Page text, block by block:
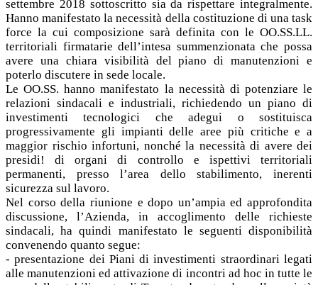
settembre 2018 sottoscritto sia da rispettare integralmente.
Hanno manifestato la necessità della costituzione di una task
force la cui composizione sarà definita con le OO.SS.LL.
territoriali firmatarie dell’intesa summenzionata che possa
avere una chiara visibilità del piano di manutenzioni e
poterlo discutere in sede locale.
Le OO.SS. hanno manifestato la necessità di potenziare le
relazioni sindacali e industriali, richiedendo un piano di
investimenti tecnologici che adegui o sostituisca
progressivamente gli impianti delle aree più critiche e a
maggior rischio infortuni, nonché la necessità di avere dei
presidi! di organi di controllo e ispettivi territoriali
permanenti, presso l’area dello stabilimento, inerenti
sicurezza sul lavoro.
Nel corso della riunione e dopo un’ampia ed approfondita
discussione, l’Azienda, in accoglimento delle richieste
sindacali, ha quindi manifestato le seguenti disponibilità
convenendo quanto segue:
- presentazione dei Piani di investimenti straordinari legati
alle manutenzioni ed attivazione di incontri ad hoc in tutte le